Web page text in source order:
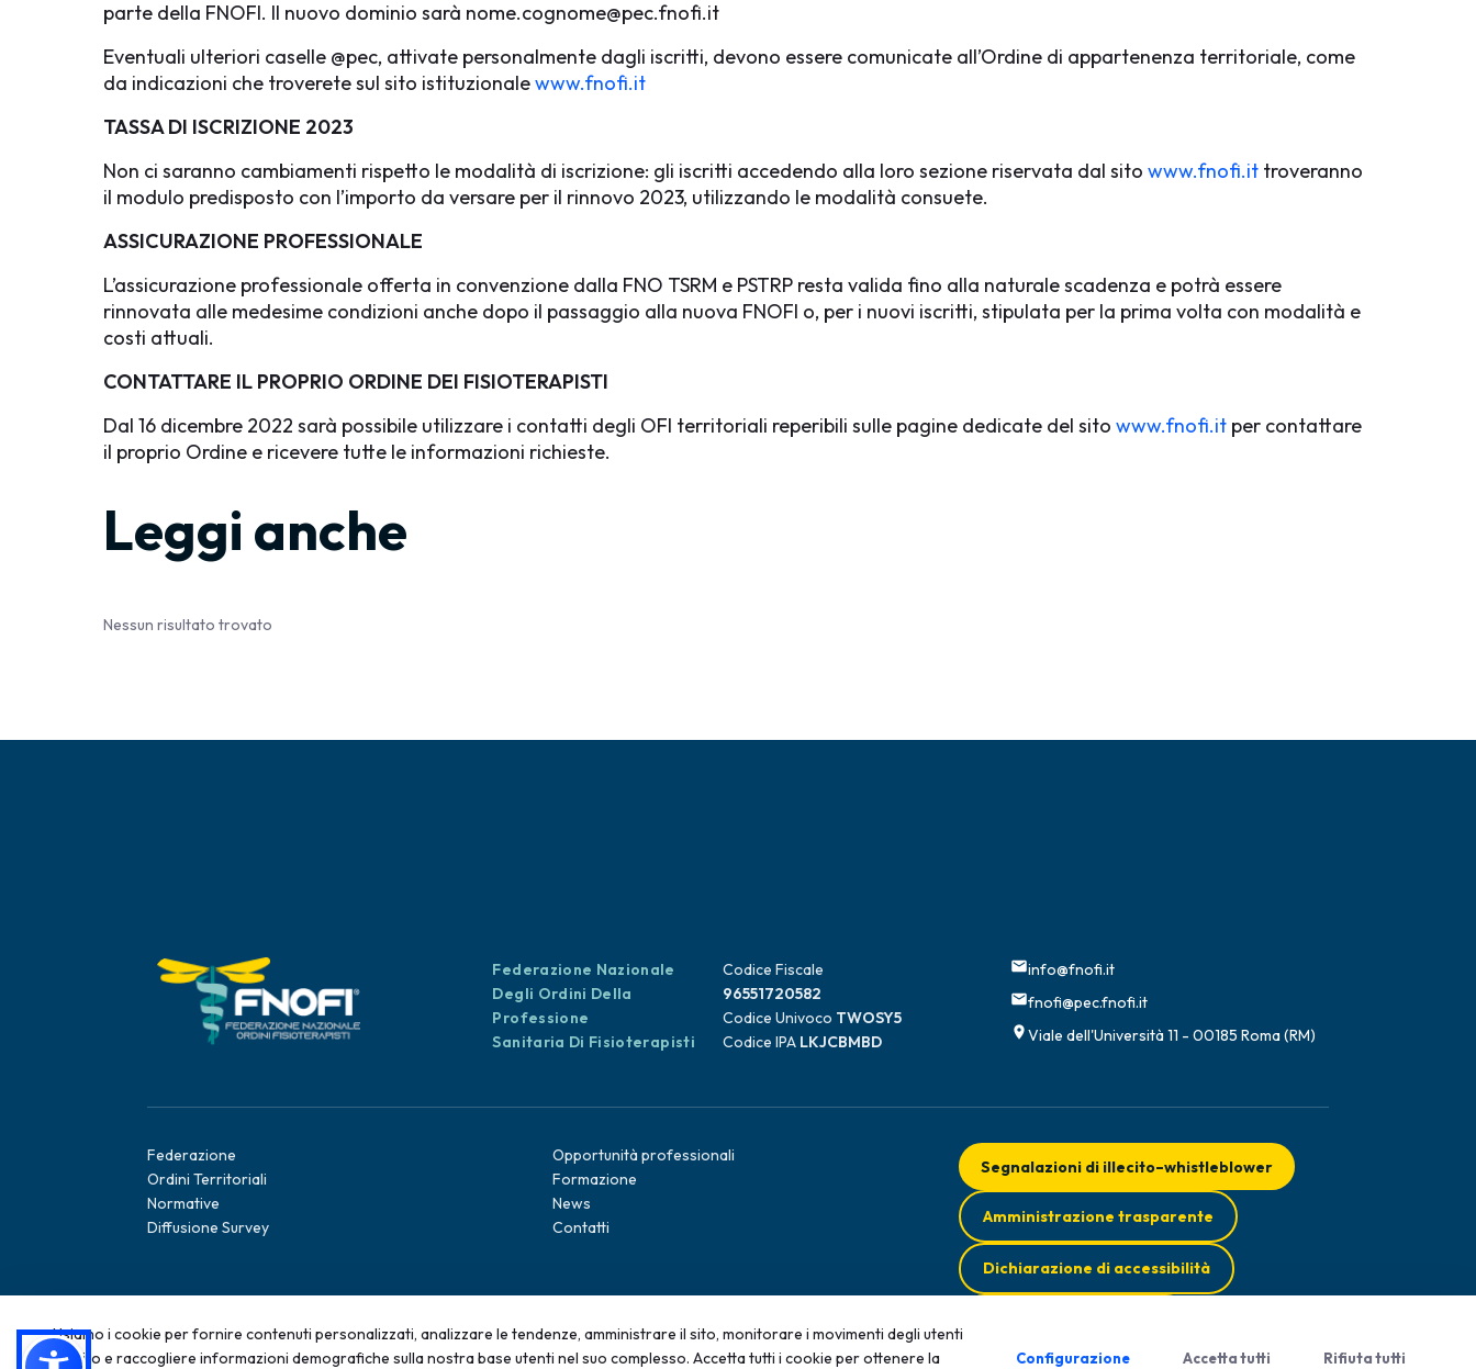
parte della FNOFI. Il nuovo dominio sarà nome.cognome@pec.fnofi.it
Eventuali ulteriori caselle @pec, attivate personalmente dagli iscritti, devono essere comunicate all’Ordine di appartenenza territoriale, come
da indicazioni che troverete sul sito istituzionalewww.fnofi.it
TASSA DI ISCRIZIONE 2023
Non ci saranno cambiamenti rispetto le modalità di iscrizione: gli iscritti accedendo alla loro sezione riservata dal sitowww.fnofi.it troveranno
il modulo predisposto con l’importo da versare per il rinnovo 2023, utilizzando le modalità consuete.
ASSICURAZIONE PROFESSIONALE
L’assicurazione professionale offerta in convenzione dalla FNO TSRM e PSTRP resta valida fino alla naturale scadenza e potrà essere
rinnovata alle medesime condizioni anche dopo il passaggio alla nuova FNOFI o, per i nuovi iscritti, stipulata per la prima volta con modalità e
costi attuali.
CONTATTARE IL PROPRIO ORDINE DEI FISIOTERAPISTI
Dal 16 dicembre 2022 sarà possibile utilizzare i contatti degli OFI territoriali reperibili sulle pagine dedicate del sitowww.fnofi.it per contattare
il proprio Ordine e ricevere tutte le informazioni richieste.
Leggi anche
Nessun risultato trovato
Federazione Nazionale
Degli Ordini Della
Professione
Sanitaria Di Fisioterapisti
Codice Fiscale
96551720582
Codice Univoco TWOSY5
Codice IPA LKJCBMBD
info@fnofi.it
fnofi@pec.fnofi.it
Viale dell'Università 11 - 00185 Roma (RM)
Federazione
Ordini Territoriali
Normative
Diffusione Survey
Opportunità professionali
Formazione
News
Contatti
Segnalazioni di illecito–whistleblower
Amministrazione trasparente
Dichiarazione di accessibilità
Usiamo i cookie per fornire contenuti personalizzati, analizzare le tendenze, amministrare il sito, monitorare i movimenti degli utenti
sul sito e raccogliere informazioni demografiche sulla nostra base utenti nel suo complesso. Accetta tutti i cookie per ottenere la
Configurazione Accetta tutti Rifiuta tutti